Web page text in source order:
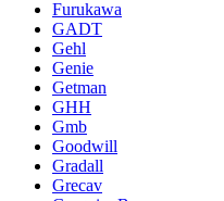
Furukawa
GADT
Gehl
Genie
Getman
GHH
Gmb
Goodwill
Gradall
Grecav